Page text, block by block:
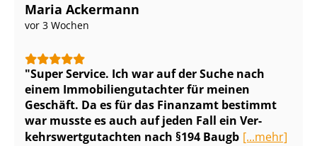
Maria Ackermann
vor 3 Wochen
Super Service. Ich war auf der Suche nach
einem Im­mo­bi­li­en­gut­ach­ter für meinen
Geschäft. Da es für das Finanzamt bestimmt
war musste es auch auf jeden Fall ein Ver­
kehrs­wert­gut­ach­ten nach §194 Baugb [...mehr]